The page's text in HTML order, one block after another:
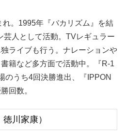
。1995年『バカリズム』を結
芸人として活動。TVレギュラー
ライブも行う。ナレーションや
籍など多方面で活動中。『R-1
のうち4回決勝進出、『IPPON
回数。
川家康）